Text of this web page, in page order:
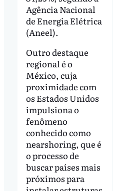
Agência Nacional
de Energia Elétrica
(Aneel).
Outro destaque
regional é o
México, cuja
proximidade com
os Estados Unidos
impulsiona o
fenômeno
conhecido como
nearshoring, que é
o processo de
buscar países mais
próximos para